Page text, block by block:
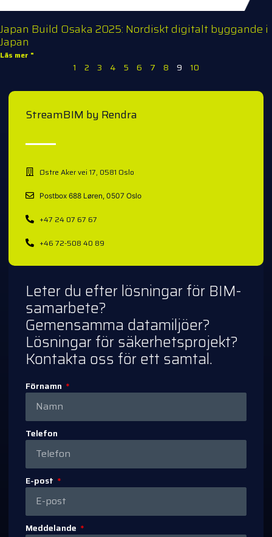
Japan Build Osaka 2025: Nordiskt digitalt byggande i
Japan
Läs mer "
1 2 3 4 5 6 7 8 9 10
StreamBIM by Rendra
Østre Aker vei 17, 0581 Oslo
Postbox 688 Løren, 0507 Oslo
+47 24 07 67 67
+46 72-508 40 89
Leter du efter lösningar för BIM-
samarbete?
Gemensamma datamiljöer?
Lösningar för säkerhetsprojekt?
Kontakta oss för ett samtal.
Förnamn
Telefon
E-post
Meddelande